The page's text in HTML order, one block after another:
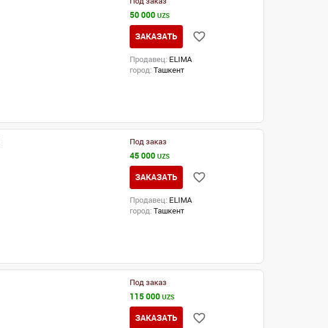
50 000UZS
ЗАКАЗАТЬ
Продавец: ELIMA
город: Ташкент
Под заказ
45 000UZS
ЗАКАЗАТЬ
Продавец: ELIMA
город: Ташкент
Под заказ
115 000UZS
ЗАКАЗАТЬ